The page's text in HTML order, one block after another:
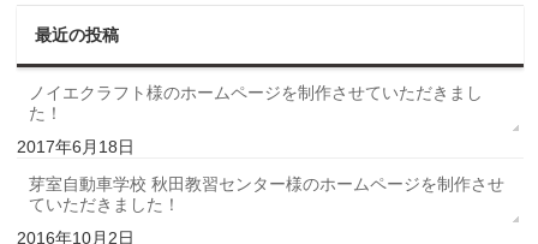
最近の投稿
ノイエクラフト様のホームページを制作させていただきまし
た！
2017年6月18日
芽室自動車学校 秋田教習センター様のホームページを制作させ
ていただきました！
2016年10月2日